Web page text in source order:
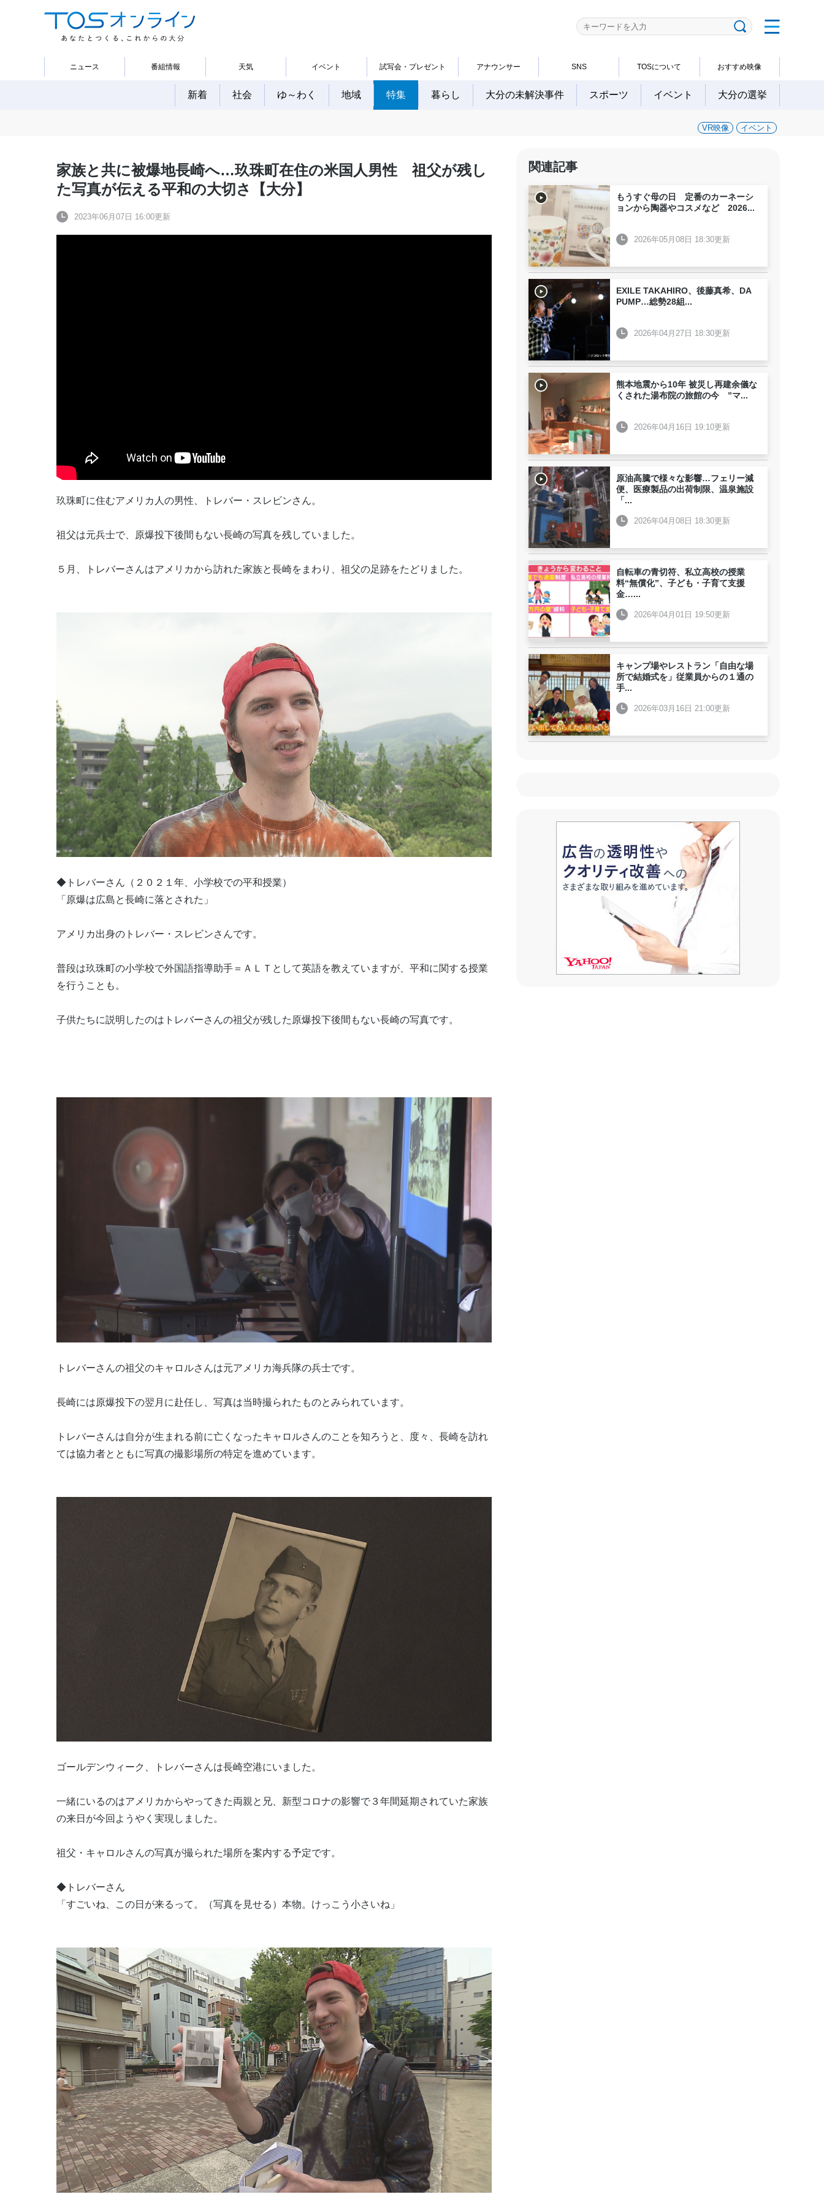
ニュース 番組情報 天気 イベント 試写会・プレゼント アナウンサー SNS TOSについて おすすめ映像
新着 社会 ゆ～わく 地域 特集 暮らし 大分の未解決事件 スポーツ イベント 大分の選挙
VR映像 イベント
家族と共に被爆地長崎へ…玖珠町在住の米国人男性 祖父が残し
た写真が伝える平和の大切さ【大分】
2023年06月07日 16:00更新
玖珠町に住むアメリカ人の男性、トレバー・スレビンさん。
祖父は元兵士で、原爆投下後間もない長崎の写真を残していました。
５月、トレバーさんはアメリカから訪れた家族と長崎をまわり、祖父の足跡をたどりました。
◆トレバーさん（２０２１年、小学校での平和授業）
「原爆は広島と長崎に落とされた」
アメリカ出身のトレバー・スレビンさんです。
普段は玖珠町の小学校で外国語指導助手＝ＡＬＴとして英語を教えていますが、平和に関する授業
を行うことも。
子供たちに説明したのはトレバーさんの祖父が残した原爆投下後間もない長崎の写真です。
トレバーさんの祖父のキャロルさんは元アメリカ海兵隊の兵士です。
長崎には原爆投下の翌月に赴任し、写真は当時撮られたものとみられています。
トレバーさんは自分が生まれる前に亡くなったキャロルさんのことを知ろうと、度々、長崎を訪れ
ては協力者とともに写真の撮影場所の特定を進めています。
ゴールデンウィーク、トレバーさんは長崎空港にいました。
一緒にいるのはアメリカからやってきた両親と兄、新型コロナの影響で３年間延期されていた家族
の来日が今回ようやく実現しました。
祖父・キャロルさんの写真が撮られた場所を案内する予定です。
◆トレバーさん
「すごいね、この日が来るって。（写真を見せる）本物。けっこう小さいね」
関連記事
もうすぐ母の日 定番のカーネーシ
ョンから陶器やコスメなど 2026...
2026年05月08日 18:30更新
EXILE TAKAHIRO、後藤真希、DA
PUMP…総勢28組 ...
2026年04月27日 18:30更新
熊本地震から10年 被災し再建余儀な
くされた湯布院の旅館の今 ”マ...
2026年04月16日 19:10更新
原油高騰で様々な影響…フェリー減
便、医療製品の出荷制限、温泉施設
「...
2026年04月08日 18:30更新
自転車の青切符、私立高校の授業
料“無償化”、子ども・子育て支援
金…...
2026年04月01日 19:50更新
キャンプ場やレストラン「自由な場
所で結婚式を」従業員からの１通の
手...
2026年03月16日 21:00更新